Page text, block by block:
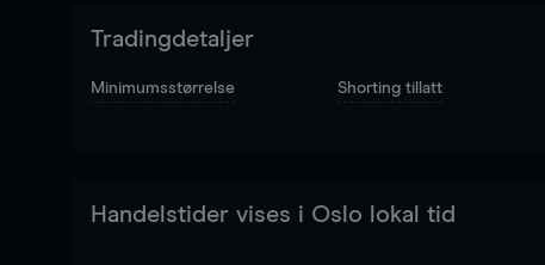
Tradingdetaljer
Minimumsstørrelse Shorting tillatt
Handelstider vises i Oslo lokal tid